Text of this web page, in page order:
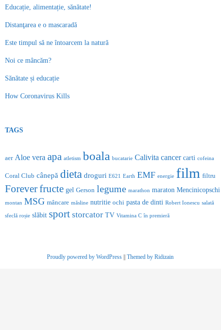
Educație, alimentație, sănătate!
Distanţarea e o mascaradă
Este timpul să ne întoarcem la natură
Noi ce mâncăm?
Sănătate și educație
How Coronavirus Kills
TAGS
aer Aloe vera apa atletism boala bucatarie Calivita cancer carti cofeina
Coral Club cânepă dieta droguri E621 Earth EMF energie film filtru
Foreverfructe gel Gerson legume marathon maraton Mencinicopschi
montan MSG mâncare măsline nutritie ochi pasta de dinti Robert Ionescu salată
sfeclă roșie slăbit sport storcator TV Vitamina C în premieră
Proudly powered by WordPress ||Themed by Ridizain